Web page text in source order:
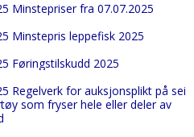
Minstepriser fra 07.07.2025
Minstepris leppefisk 2025
Føringstilskudd 2025
Regelverk for auksjonsplikt på sei
som fryser hele eller deler av